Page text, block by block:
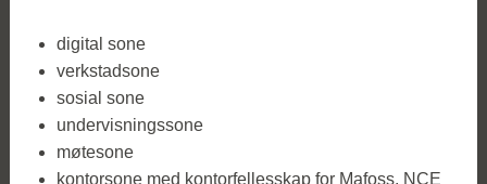
digital sone
verkstadsone
sosial sone
undervisningssone
møtesone
kontorsone med kontorfellesskap for Mafoss, NCE